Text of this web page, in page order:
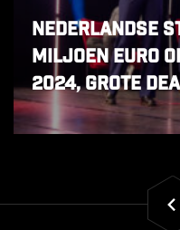
Nederlandse
miljoen euro
2024, grote